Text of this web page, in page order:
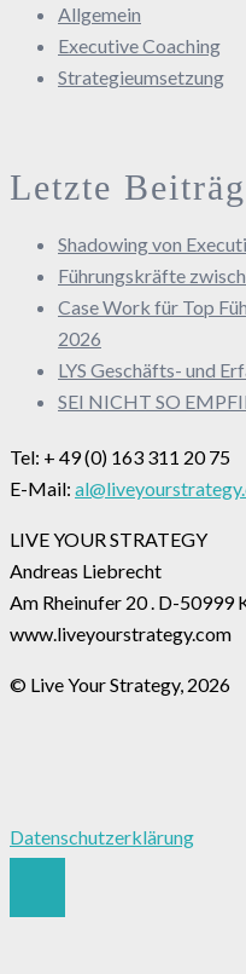
Allgemein
Executive Coaching
Strategieumsetzung
Letzte
Shadowing von
Führungskräfte
Case Work für Top
2026
LYS Geschäfts- und
SEI NICHT SO
Tel: + 49 (0) 163 311 20 75
E-Mail:
LIVE YOUR STRATEGY
Andreas Liebrecht
Am Rheinufer 20 . D-50999
www.liveyourstrategy.com
© Live Your Strategy, 2026
Datenschutzerklärung